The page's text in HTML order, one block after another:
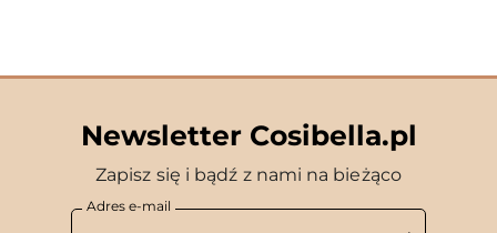
Newsletter Cosibella.pl
Zapisz się i bądź z nami na bieżąco
Adres e-mail